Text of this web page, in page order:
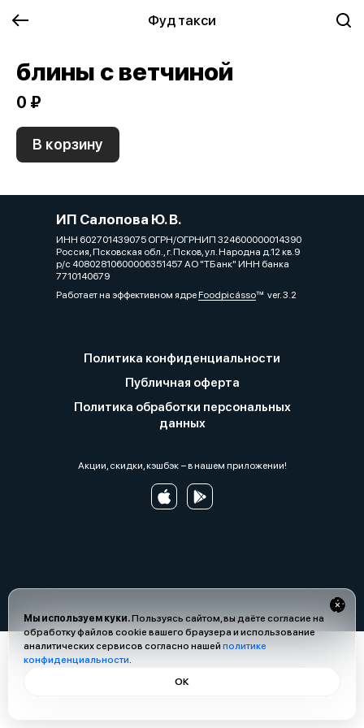
Фуд такси
Мы используем куки.Пользуясь сайтом, вы даёте согласие на
обработку файлов cookie вашего браузера и использование
аналитических сервисов согласно нашей политике
конфиденциальности.
ОК
блины с ветчиной
0 ₽
В корзину
ИП Салопова Ю. В.
ИНН 602701439075 ОГРН/ОГРНИП 324600000014390
Россия, Псковская обл., г. Псков, ул. Народна д.12 кв.9
р/с 40802810600006351457 АО "ТБанк" ИНН банка
7710140679
Работает на эффективном ядреFoodpicássover. 3.2
Политика конфиденциальности
Публичная оферта
Политика обработки персональных
данных
Акции, скидки, кэшбэк − в нашем приложении!